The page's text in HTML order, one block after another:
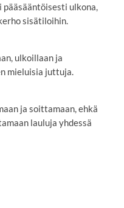
ulkona,
sisätiloihin.
ulkoillaan ja
mieluisia juttuja.
ja soittamaan, ehkä
lauluja yhdessä